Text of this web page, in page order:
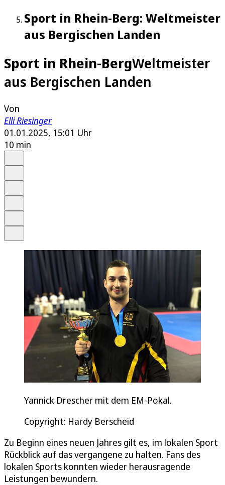
Sport in Rhein-Berg: Weltmeister
aus Bergischen Landen
Sport in Rhein-BergWeltmeister
aus Bergischen Landen
Von
Elli Riesinger
01.01.2025, 15:01 Uhr
10 min
Yannick Drescher mit dem EM-Pokal.
Copyright: Hardy Berscheid
Zu Beginn eines neuen Jahres gilt es, im lokalen Sport
Rückblick auf das vergangene zu halten. Fans des
lokalen Sports konnten wieder herausragende
Leistungen bewundern.